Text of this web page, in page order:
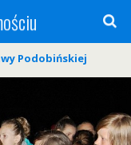
Podobińskiej